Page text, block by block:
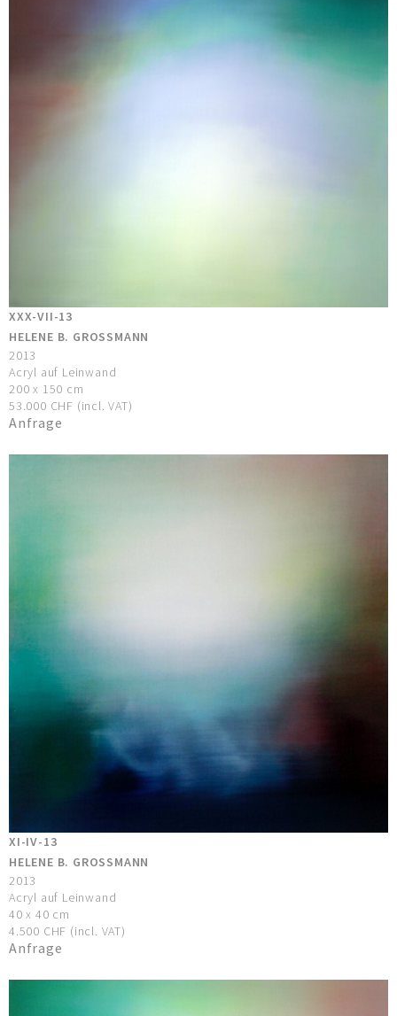
XXX-VII-13
HELENE B. GROSSMANN
2013
Acryl auf Leinwand
200 x 150 cm
53.000 CHF (incl. VAT)
Anfrage
XI-IV-13
HELENE B. GROSSMANN
2013
Acryl auf Leinwand
40 x 40 cm
4.500 CHF (incl. VAT)
Anfrage